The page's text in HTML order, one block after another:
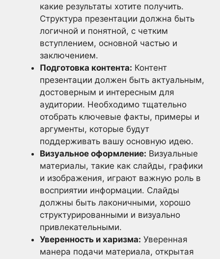
какие результаты хотите получить.
Структура презентации должна быть
логичной и понятной, с четким
вступлением, основной частью и
заключением.
Подготовка контента: Контент
презентации должен быть актуальным,
достоверным и интересным для
аудитории. Необходимо тщательно
отобрать ключевые факты, примеры и
аргументы, которые будут
поддерживать вашу основную идею.
Визуальное оформление: Визуальные
материалы, такие как слайды, графики
и изображения, играют важную роль в
восприятии информации. Слайды
должны быть лаконичными, хорошо
структурированными и визуально
привлекательными.
Уверенность и харизма: Уверенная
манера подачи материала, открытая